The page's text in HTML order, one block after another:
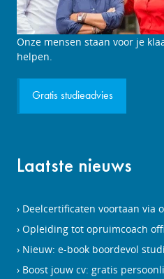
Studieadviesgesprek
aanvragen
Onze mensen staan voor je
helpen.
Gratis studieadvies
Laatste nieuws
Deelcertificaten voortaan via
Opleiding tot opruimcoach
Nieuw: e-book boordevol
Boost jouw cv: gratis